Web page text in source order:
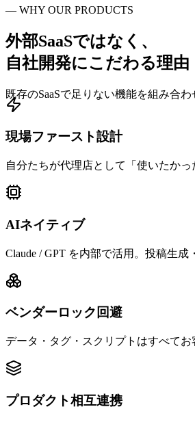
設置コード
— WHY OUR PRODUCTS
外部SaaSではなく、
自社開発にこだわる理由
既存のSaaSで足りない機能を組み合
現場ファースト設計
自分たちが代理店として「使いたか
AIネイティブ
Claude / GPT を内部で活用。投稿生成
ベンダーロック回避
データ・タグ・スクリプトはすべて
プロダクト相互連携